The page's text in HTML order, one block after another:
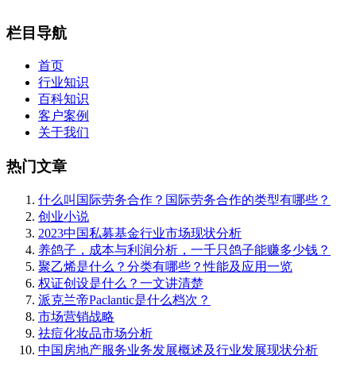
栏目导航
首页
行业知识
百科知识
客户案例
关于我们
热门文章
什么叫国际劳务合作？国际劳务合作的类型有哪些？
创业小说
2023中国私募基金行业市场现状分析
养鸽子，成本与利润分析，一千只鸽子能赚多少钱？
聚乙烯是什么？分类有哪些？性能及应用一览
权证创设是什么？一文讲清楚
派克兰帝Paclantic是什么档次？
市场营销战略
祛痘化妆品市场分析
中国房地产服务业务发展概述及行业发展现状分析